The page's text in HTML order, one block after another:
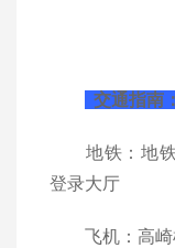
交通指南：
地铁：地铁3
登录大厅
飞机：高崎